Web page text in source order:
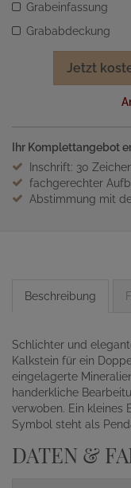
Grabeinfassung
Grababdeckung
Jetzt
Ihr Komplettangebot
Inschrift: 30
fachgerechter
Abstimmung mit
Beschreibung
Schlichter und
Kalkstein für ein
eingelagerte
handerkliche
verwoben. Ein kleines
Symbol steht als
DATEN &